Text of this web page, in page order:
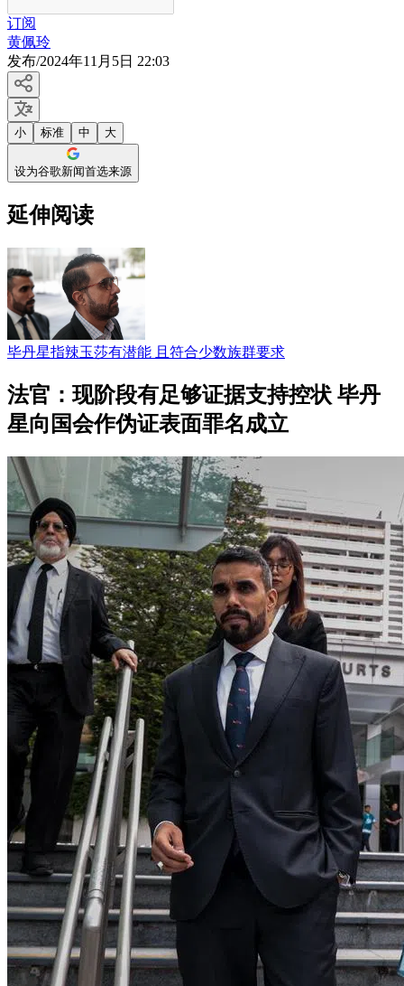
订阅
黄佩玲
发布/2024年11月5日 22:03
小 标准 中 大
设为谷歌新闻首选来源
延伸阅读
毕丹星指辣玉莎有潜能 且符合少数族群要求
法官：现阶段有足够证据支持控状 毕丹
星向国会作伪证表面罪名成立